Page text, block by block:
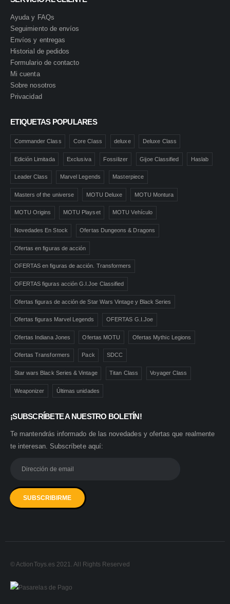
Ayuda y FAQs
Seguimiento de envíos
Envíos y entregas
Historial de pedidos
Formulario de contacto
Mi cuenta
Sobre nosotros
Privacidad
ETIQUETAS POPULARES
Commander Class Core Class deluxe Deluxe Class
Edición Limitada Exclusiva Fossilizer Gijoe Classified Haslab
Leader Class Marvel Legends Masterpiece
Masters of the universe MOTU Deluxe MOTU Montura
MOTU Origins MOTU Playset MOTU Vehículo
Novedades En Stock Ofertas Dungeons & Dragons
Ofertas en figuras de acción
OFERTAS en figuras de acción. Transformers
OFERTAS figuras acción G.I.Joe Classified
Ofertas figuras de acción de Star Wars Vintage y Black Series
Ofertas figuras Marvel Legends OFERTAS G.I.Joe
Ofertas Indiana Jones Ofertas MOTU Ofertas Mythic Legions
Ofertas Transformers Pack SDCC
Star wars Black Series & Vintage Titan Class Voyager Class
Weaponizer Últimas unidades
¡SUBSCRÍBETE A NUESTRO BOLETÍN!
Te mantendrás informado de las novedades y ofertas que realmente
te interesan. Subscríbete aquí:
© ActionToys.es 2021. All Rights Reserved